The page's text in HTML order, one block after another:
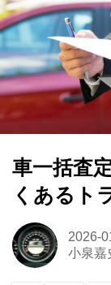
車一括査
くあるト
2026-
小泉嘉